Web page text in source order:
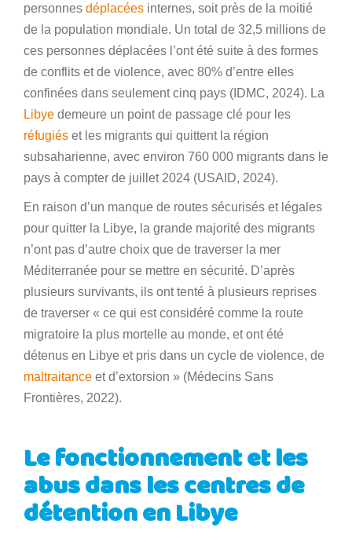
personnes déplacées internes, soit près de la moitié
de la population mondiale. Un total de 32,5 millions de
ces personnes déplacées l’ont été suite à des formes
de conflits et de violence, avec 80% d’entre elles
confinées dans seulement cinq pays (IDMC, 2024). La
Libye demeure un point de passage clé pour les
réfugiés et les migrants qui quittent la région
subsaharienne, avec environ 760 000 migrants dans le
pays à compter de juillet 2024 (USAID, 2024).
En raison d’un manque de routes sécurisés et légales
pour quitter la Libye, la grande majorité des migrants
n’ont pas d’autre choix que de traverser la mer
Méditerranée pour se mettre en sécurité. D’après
plusieurs survivants, ils ont tenté à plusieurs reprises
de traverser « ce qui est considéré comme la route
migratoire la plus mortelle au monde, et ont été
détenus en Libye et pris dans un cycle de violence, de
maltraitance et d’extorsion » (Médecins Sans
Frontières, 2022).
Le fonctionnement et les
abus dans les centres de
détention en Libye